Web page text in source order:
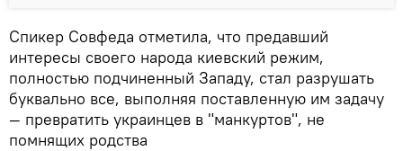
Спикер Совфеда отметила, что предавший
интересы своего народа киевский режим,
полностью подчиненный Западу, стал разрушать
буквально все, выполняя поставленную им задачу
— превратить украинцев в "манкуртов", не
помнящих родства